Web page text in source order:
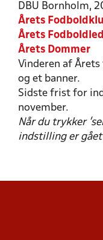
DBU Bornholm,
Årets
Årets
Årets Dommer
Vinderen af
og et banner.
Sidste frist for
november.
Når du trykker
indstilling er